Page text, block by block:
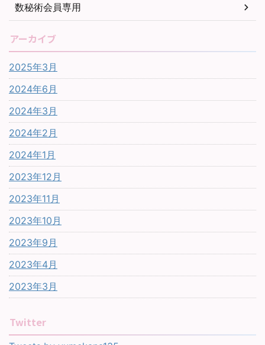
数秘術会員専用
アーカイブ
2025年3月
2024年6月
2024年3月
2024年2月
2024年1月
2023年12月
2023年11月
2023年10月
2023年9月
2023年4月
2023年3月
Twitter